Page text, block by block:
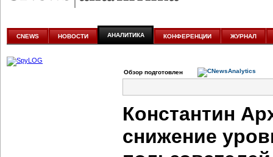
аналитике
CNEWS НОВОСТИ АНАЛИТИКА КОНФЕРЕНЦИИ ЖУРНАЛ
Обзор подготовлен
Константин
снижение